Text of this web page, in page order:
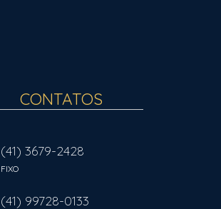
CONTATOS
(41) 3679-2428
FIXO
(41) 99728-0133